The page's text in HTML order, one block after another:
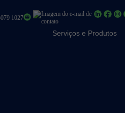
1027
Serviços e Produtos